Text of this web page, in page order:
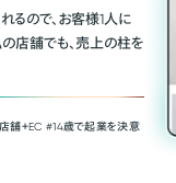
るので、お客様1人に
店舗でも、売上の柱を
舗＋EC #14歳で起業を決意